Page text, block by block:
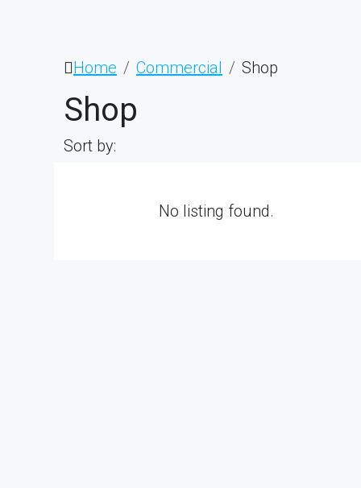
Home Commercial Shop
Shop
Sort by:
No listing found.